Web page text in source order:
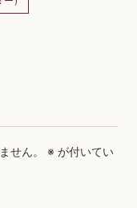
せん。 ※ が付いてい